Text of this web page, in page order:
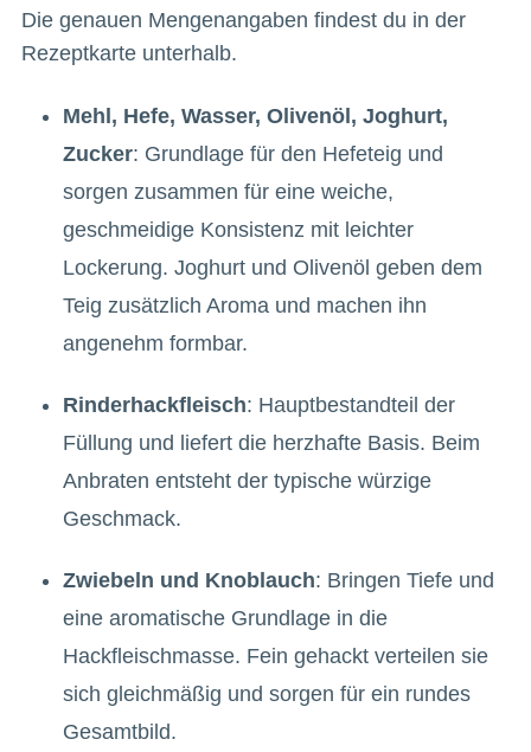
Die genauen Mengenangaben findest du in der
Rezeptkarte unterhalb.
Mehl, Hefe, Wasser, Olivenöl, Joghurt,
Zucker: Grundlage für den Hefeteig und
sorgen zusammen für eine weiche,
geschmeidige Konsistenz mit leichter
Lockerung. Joghurt und Olivenöl geben dem
Teig zusätzlich Aroma und machen ihn
angenehm formbar.
Rinderhackfleisch: Hauptbestandteil der
Füllung und liefert die herzhafte Basis. Beim
Anbraten entsteht der typische würzige
Geschmack.
Zwiebeln und Knoblauch: Bringen Tiefe und
eine aromatische Grundlage in die
Hackfleischmasse. Fein gehackt verteilen sie
sich gleichmäßig und sorgen für ein rundes
Gesamtbild.